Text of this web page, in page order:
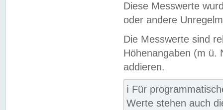
Diese Messwerte
oder andere
Die Messwerte sind
Höhenangaben (m ü.
addieren.
ℹ️ Für
Werte stehen auch